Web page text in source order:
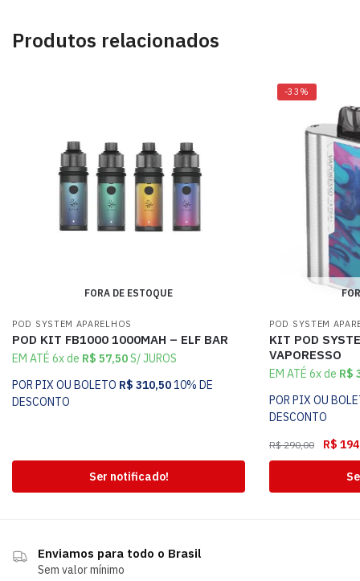
Produtos relacionados
FORA DE ESTOQUE
POD SYSTEM APARELHOS
POD KIT FB1000 1000MAH – ELF BAR
EM ATÉ 6x de R$ 57,50S/ JUROS
POR PIX OU BOLETO R$ 310,5010% DE
DESCONTO
Ser notificado!
-33%
POD SYSTEM
KIT POD
VAPORESSO
EM ATÉ 6x de R$
POR PIX OU
DESCONTO
R$290,00 R$
Enviamos para todo o Brasil
Sem valor mínimo